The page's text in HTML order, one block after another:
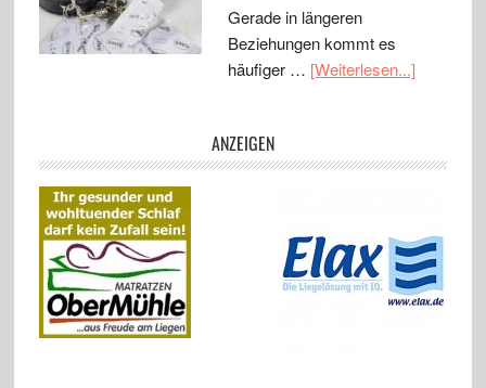
Gerade in längeren
Beziehungen kommt es
häufiger … [Weiterlesen...]
ANZEIGEN